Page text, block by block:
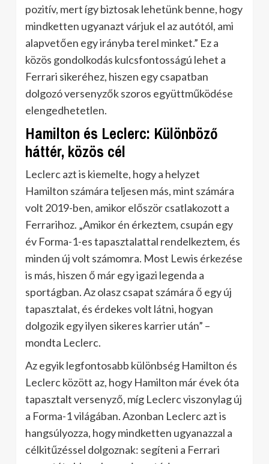
pozitív, mert így biztosak lehetünk benne, hogy
mindketten ugyanazt várjuk el az autótól, ami
alapvetően egy irányba terel minket.” Ez a
közös gondolkodás kulcsfontosságú lehet a
Ferrari sikeréhez, hiszen egy csapatban
dolgozó versenyzők szoros együttműködése
elengedhetetlen.
Hamilton és Leclerc: Különböző
háttér, közös cél
Leclerc azt is kiemelte, hogy a helyzet
Hamilton számára teljesen más, mint számára
volt 2019-ben, amikor először csatlakozott a
Ferrarihoz. „Amikor én érkeztem, csupán egy
év Forma-1-es tapasztalattal rendelkeztem, és
minden új volt számomra. Most Lewis érkezése
is más, hiszen ő már egy igazi legenda a
sportágban. Az olasz csapat számára ő egy új
tapasztalat, és érdekes volt látni, hogyan
dolgozik egy ilyen sikeres karrier után” –
mondta Leclerc.
Az egyik legfontosabb különbség Hamilton és
Leclerc között az, hogy Hamilton már évek óta
tapasztalt versenyző, míg Leclerc viszonylag új
a Forma-1 világában. Azonban Leclerc azt is
hangsúlyozza, hogy mindketten ugyanazzal a
célkitűzéssel dolgoznak: segíteni a Ferrari